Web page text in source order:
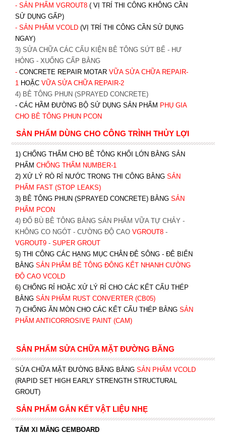
- SẢN PHẨM VGROUT8 ( VỊ TRÍ THI CÔNG KHÔNG CẦN
SỬ DỤNG GẤP)
- SẢN PHẨM VCOLD (VỊ TRÍ THI CÔNG CẦN SỬ DỤNG
NGAY)
3) SỬA CHỮA CÁC CẤU KIỆN BÊ TÔNG SỨT BỂ - HƯ
HỎNG - XUỐNG CẤP BẰNG
- CONCRETE REPAIR MOTAR VỮA SỬA CHỮA REPAIR-
1 HOẶC VỮA SỬA CHỮA REPAIR-2
4) BÊ TÔNG PHUN (SPRAYED CONCRETE)
- CÁC HẦM ĐƯỜNG BỘ SỬ DỤNG SẢN PHẨM PHỤ GIA
CHO BÊ TÔNG PHUN PCON
SẢN PHẨM DÙNG CHO CÔNG TRÌNH THỦY LỢI
1) CHỐNG THẤM CHO BÊ TÔNG KHỐI LỚN BẰNG SẢN
PHẨM CHỐNG THẤM NUMBER-1
2) XỬ LÝ RÒ RỈ NƯỚC TRONG THI CÔNG BẰNG SẢN
PHẨM FAST (STOP LEAKS)
3) BÊ TÔNG PHUN (SPRAYED CONCRETE) BẰNG SẢN
PHẨM PCON
4) ĐỔ BÙ BÊ TÔNG BẰNG SẢN PHẨM VỮA TỰ CHẢY -
KHÔNG CO NGÓT - CƯỜNG ĐỘ CAO VGROUT8-
VGROUT9- SUPER GROUT
5) THI CÔNG CÁC HẠNG MỤC CHÂN ĐÊ SÔNG - ĐÊ BIỂN
BẰNG SẢN PHẨM BÊ TÔNG ĐÔNG KẾT NHANH CƯỜNG
ĐỘ CAO VCOLD
6) CHỐNG RỈ HOẶC XỬ LÝ RỈ CHO CÁC KẾT CẤU THÉP
BẰNG SẢN PHẨM RUST CONVERTER (CB05)
7) CHỐNG ĂN MÒN CHO CÁC KẾT CẤU THÉP BẰNG SẢN
PHẨM ANTICORROSIVE PAINT (CAM)
SẢN PHẨM SỬA CHỮA MẶT ĐƯỜNG BĂNG
SỬA CHỮA MẶT ĐƯỜNG BĂNG BẰNG SẢN PHẨM VCOLD
(RAPID SET HIGH EARLY STRENGTH STRUCTURAL
GROUT)
SẢN PHẨM GẮN KẾT VẬT LIỆU NHẸ
TẤM XI MĂNG CEMBOARD